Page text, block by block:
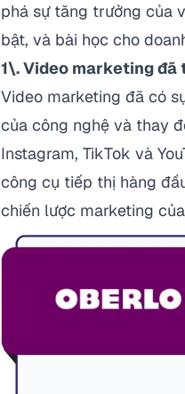
phá sự tăng trưởng của
bật, và bài học cho
1\. Video marketing đã
Video marketing đã có
của công nghệ và thay
Instagram, TikTok và
công cụ tiếp thị hàng
chiến lược marketing